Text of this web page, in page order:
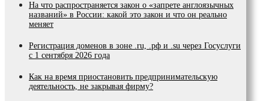
На что распространяется закон о «запрете англоязычных
названий» в России: какой это закон и что он реально
меняет
Регистрация доменов в зоне .ru, .рф и .su через Госуслуги
с 1 сентября 2026 года
Как на время приостановить предпринимательскую
деятельность, не закрывая фирму?